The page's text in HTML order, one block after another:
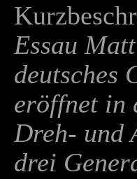
Essau
deutsches
eröffnet in
Dreh- und
drei